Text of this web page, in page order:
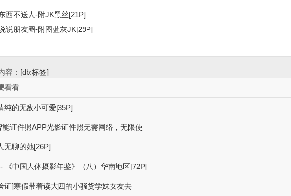
西不送人-附JK黑丝[21P]
说朋友圈-附图蓝灰JK[29P]
容： [db:标签]
看看
纯的无敌小可爱[35P]
能证件照APP光影证件照无需网络，无限使
无聊的她[26P]
《中国人体摄影年鉴》（八）华南地区[72P]
证]寒假带着读大四的小骚货学妹女友去